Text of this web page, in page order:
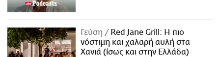
Γεύση
Red Jane Grill: Η πιο
νόστιμη και χαλαρή αυλή στα
Χανιά (ίσως και στην Ελλάδα)